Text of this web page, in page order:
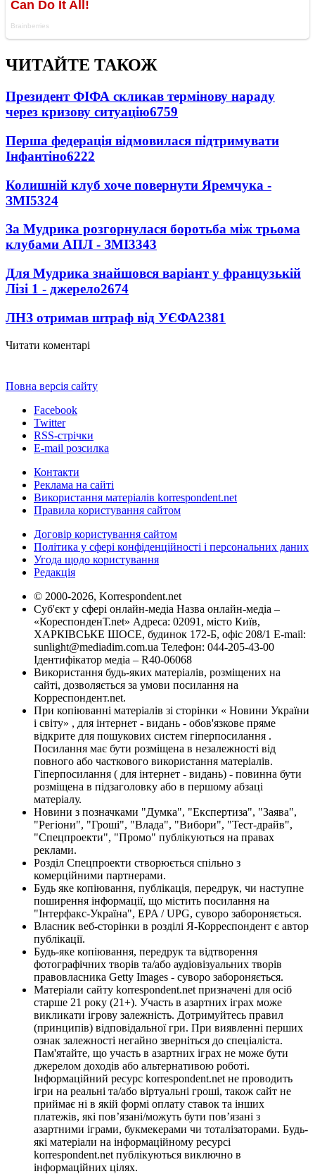
ЧИТАЙТЕ ТАКОЖ
Президент ФІФА скликав термінову нараду
через кризову ситуацію6759
Перша федерація відмовилася підтримувати
Інфантіно6222
Колишній клуб хоче повернути Яремчука -
ЗМІ5324
За Мудрика розгорнулася боротьба між трьома
клубами АПЛ - ЗМІ3343
Для Мудрика знайшовся варіант у французькій
Лізі 1 - джерело2674
ЛНЗ отримав штраф від УЄФА2381
Читати коментарі
Повна версія сайту
Facebook
Twitter
RSS-стрічки
E-mail розсилка
Контакти
Реклама на сайті
Використання матеріалів korrespondent.net
Правила користування сайтом
Договір користування сайтом
Політика у сфері конфіденційності і персональних даних
Угода щодо користування
Редакція
© 2000-2026, Korrespondent.net
Суб'єкт у сфері онлайн-медіа Назва онлайн-медіа –
«КореспонденТ.net» Адреса: 02091, місто Київ,
ХАРКІВСЬКЕ ШОСЕ, будинок 172-Б, офіс 208/1 E-mail:
sunlight@mediadim.com.ua Телефон: 044-205-43-00
Ідентифікатор медіа – R40-06068
Використання будь-яких матеріалів, розміщених на
сайті, дозволяється за умови посилання на
Корреспондент.net.
При копіюванні матеріалів зі сторінки « Новини України
і світу» , для інтернет - видань - обов'язкове пряме
відкрите для пошукових систем гіперпосилання .
Посилання має бути розміщена в незалежності від
повного або часткового використання матеріалів.
Гіперпосилання ( для інтернет - видань) - повинна бути
розміщена в підзаголовку або в першому абзаці
матеріалу.
Новини з позначками "Думка", "Експертиза", "Заява",
"Регіони", "Гроші", "Влада", "Вибори", "Тест-драйв",
"Спецпроекти", "Промо" публікуються на правах
реклами.
Розділ Спецпроекти створюється спільно з
комерційними партнерами.
Будь яке копіювання, публікація, передрук, чи наступне
поширення інформації, що містить посилання на
"Інтерфакс-Україна", EPA / UPG, суворо забороняється.
Власник веб-сторінки в розділі Я-Корреспондент є автор
публікації.
Будь-яке копіювання, передрук та відтворення
фотографічних творів та/або аудіовізуальних творів
правовласника Getty Images - суворо забороняється.
Матеріали сайту korrespondent.net призначені для осіб
старше 21 року (21+). Участь в азартних іграх може
викликати ігрову залежність. Дотримуйтесь правил
(принципів) відповідальної гри. При виявленні перших
ознак залежності негайно зверніться до спеціаліста.
Пам'ятайте, що участь в азартних іграх не може бути
джерелом доходів або альтернативою роботі.
Інформаційний ресурс korrespondent.net не проводить
ігри на реальні та/або віртуальні гроші, також сайт не
приймає ні в якій формі оплату ставок та інших
платежів, які пов’язані/можуть бути пов’язані з
азартними іграми, букмекерами чи тоталізаторами. Будь-
які матеріали на інформаційному ресурсі
korrespondent.net публікуються виключно в
інформаційних цілях.